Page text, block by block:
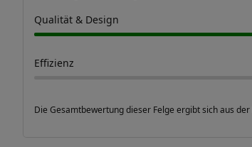
Qualität & Design
Effizienz
Die Gesamtbewertung dieser Felge ergibt sich aus